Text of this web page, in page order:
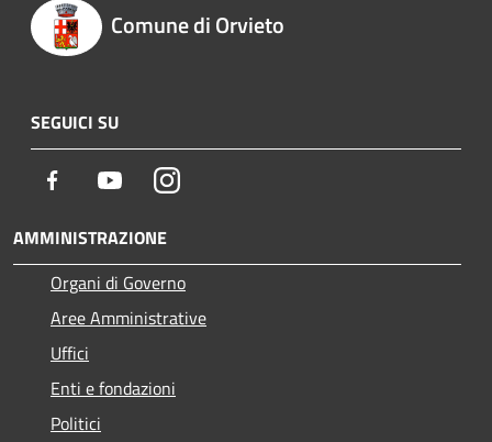
Comune di Orvieto
SEGUICI SU
Facebook YoutubeInstagram
AMMINISTRAZIONE
Organi di Governo
Aree Amministrative
Uffici
Enti e fondazioni
Politici